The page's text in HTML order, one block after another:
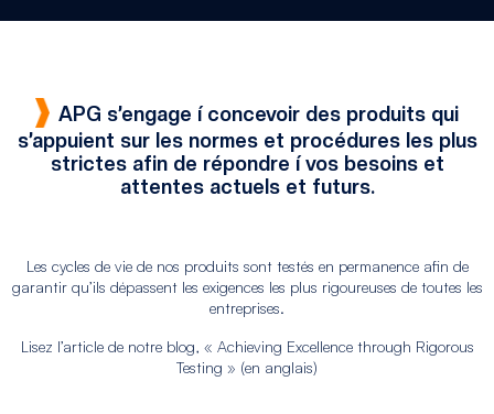
APG s’engage í concevoir des produits qui
s’appuient sur les normes et procédures les plus
strictes afin de répondre í vos besoins et
attentes actuels et futurs.
Les cycles de vie de nos produits sont testés en permanence afin de
garantir qu’ils dépassent les exigences les plus rigoureuses de toutes les
entreprises.
Lisez l’article de notre blog, « Achieving Excellence through Rigorous
Testing » (en anglais)